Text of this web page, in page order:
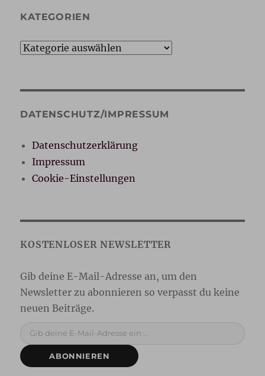
KATEGORIEN
Kategorien
DATENSCHUTZ/IMPRESSUM
Datenschutzerklärung
Impressum
Cookie-Einstellungen
ABONNIEREN